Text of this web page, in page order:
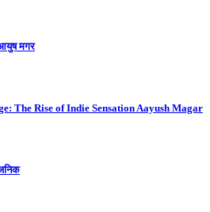
मगर
The Rise of Indie Sensation Aayush Magar